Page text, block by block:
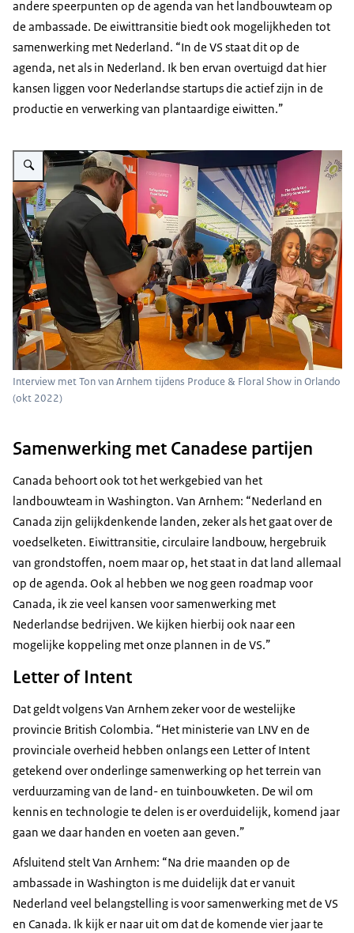
andere speerpunten op de agenda van het landbouwteam op
de ambassade. De eiwittransitie biedt ook mogelijkheden tot
samenwerking met Nederland. “In de VS staat dit op de
agenda, net als in Nederland. Ik ben ervan overtuigd dat hier
kansen liggen voor Nederlandse startups die actief zijn in de
productie en verwerking van plantaardige eiwitten.”
Vergroot afbeelding Interview met Ton van Arnhem tijdens Produce &
Interview met Ton van Arnhem tijdens Produce & Floral Show in Orlando
(okt 2022)
Samenwerking met Canadese partijen
Canada behoort ook tot het werkgebied van het
landbouwteam in Washington. Van Arnhem: “Nederland en
Canada zijn gelijkdenkende landen, zeker als het gaat over de
voedselketen. Eiwittransitie, circulaire landbouw, hergebruik
van grondstoffen, noem maar op, het staat in dat land allemaal
op de agenda. Ook al hebben we nog geen roadmap voor
Canada, ik zie veel kansen voor samenwerking met
Nederlandse bedrijven. We kijken hierbij ook naar een
mogelijke koppeling met onze plannen in de VS.”
Letter of Intent
Dat geldt volgens Van Arnhem zeker voor de westelijke
provincie British Colombia. “Het ministerie van LNV en de
provinciale overheid hebben onlangs een Letter of Intent
getekend over onderlinge samenwerking op het terrein van
verduurzaming van de land- en tuinbouwketen. De wil om
kennis en technologie te delen is er overduidelijk, komend jaar
gaan we daar handen en voeten aan geven.”
Afsluitend stelt Van Arnhem: “Na drie maanden op de
ambassade in Washington is me duidelijk dat er vanuit
Nederland veel belangstelling is voor samenwerking met de VS
en Canada. Ik kijk er naar uit om dat de komende vier jaar te